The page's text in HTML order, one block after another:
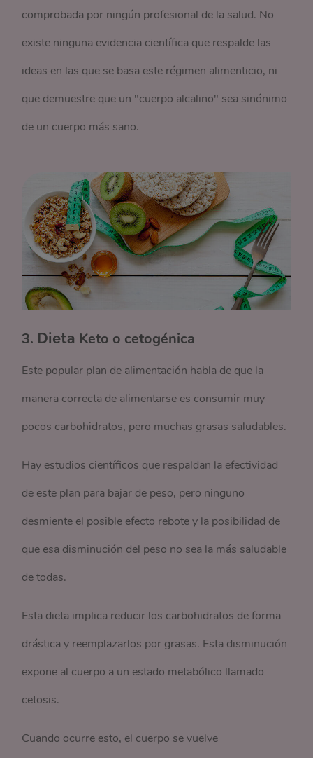
comprobada por ningún profesional de la salud. No
existe ninguna evidencia científica que respalde las
ideas en las que se basa este régimen alimenticio, ni
que demuestre que un "cuerpo alcalino" sea sinónimo
de un cuerpo más sano.
3. Dieta Keto o cetogénica
Este popular plan de alimentación habla de que la
manera correcta de alimentarse es consumir muy
pocos carbohidratos, pero muchas grasas saludables.
Hay estudios científicos que respaldan la efectividad
de este plan para bajar de peso, pero ninguno
desmiente el posible efecto rebote y la posibilidad de
que esa disminución del peso no sea la más saludable
de todas.
Esta dieta implica reducir los carbohidratos de forma
drástica y reemplazarlos por grasas. Esta disminución
expone al cuerpo a un estado metabólico llamado
cetosis.
Cuando ocurre esto, el cuerpo se vuelve